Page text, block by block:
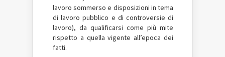
lavoro sommerso e disposizioni in tema
di lavoro pubblico e di controversie di
lavoro), da qualificarsi come più mite
rispetto a quella vigente all’epoca dei
fatti.